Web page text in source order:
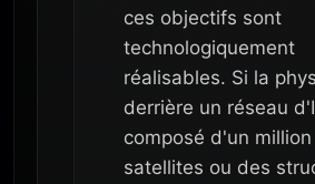
ces objectifs sont
technologiquement
réalisables. Si la
derrière un réseau
composé d'un
satellites ou des